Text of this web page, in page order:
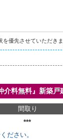
優先させていただきま
介料無料』新築
間取り
***
ださい。